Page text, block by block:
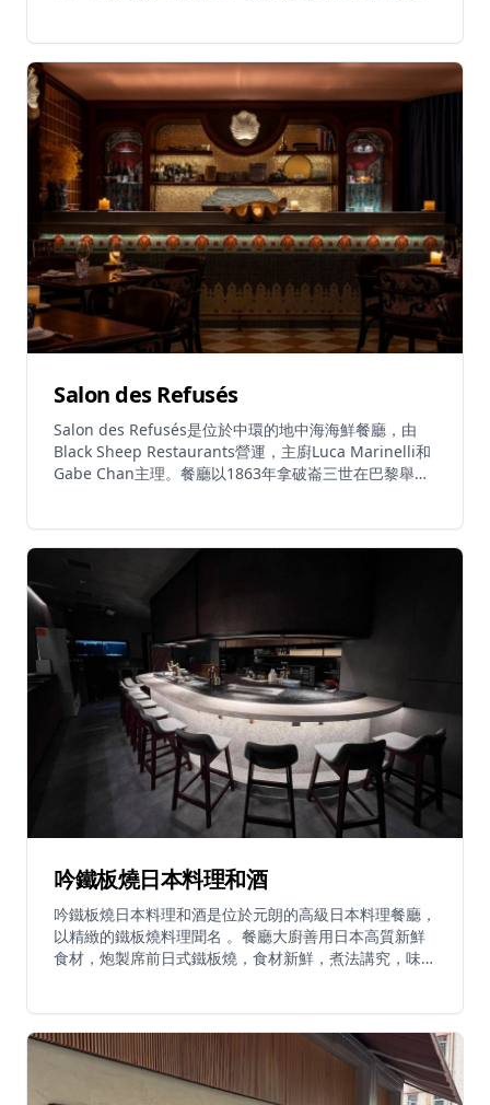
房即席烹調。招牌菜式為近江和牛吉列配黑松露及溏心
蛋，靈感源自壽喜燒，味道完美和諧。餐廳理念是將食材
價值最大化，帶出其美味精髓。午餐選擇包括由港幣
$680起的標準套餐，以及由港幣$880起的宮崎和牛壽喜
燒。晚餐提供品嚐菜單和高級菜單，呈獻最頂級食材。餐
廳亦自家分銷精選清酒系列，提供配對服務，展示來自工
藝釀酒師的獨特日本酒廠精選，包括新浪潮、季節性及限
量版選擇。需要預訂，客人訂位時應告知職員任何食物敏
感。
Salon des Refusés
Salon des Refusés是位於中環的地中海海鮮餐廳，由
Black Sheep Restaurants營運，主廚Luca Marinelli和
Gabe Chan主理。餐廳以1863年拿破崙三世在巴黎舉辦
確保每次用餐體驗都獨一無二。招牌菜式包括鱈魚子醬配
蘿蔔、日本沙丁魚多士配日本番茄及坎塔布里亞鯷魚、北
海道海膽多士配海藻牛油、藍鰭吞拿魚薄片配卡拉布里亞
辣椒油、北海道帶子配保樂酒醬汁及西西里開心果碎、馬
友配清爽醬汁，以及紅蝦蛋黃醬意粉。餐廳氛圍優雅低
調，比鄰近的姊妹餐廳Jean-Pierre更小巧精緻。建議提
前預訂以獲得最佳用餐體驗。
吟鐵板燒日本料理和酒
吟鐵板燒日本料理和酒是位於元朗的高級日本料理餐廳，
以精緻的鐵板燒料理聞名 。餐廳大廚善用日本高質新鮮
食材，炮製席前日式鐵板燒，食材新鮮，煮法講究，味道
會推出魚骨熬製的魚粥 。餐廳提供多款日本清酒，可以
與食物完美搭配，建議客人向侍應詢問當日推薦，體驗最
佳的味覺配搭 。為了獲得最佳的用餐體驗，建議提前預